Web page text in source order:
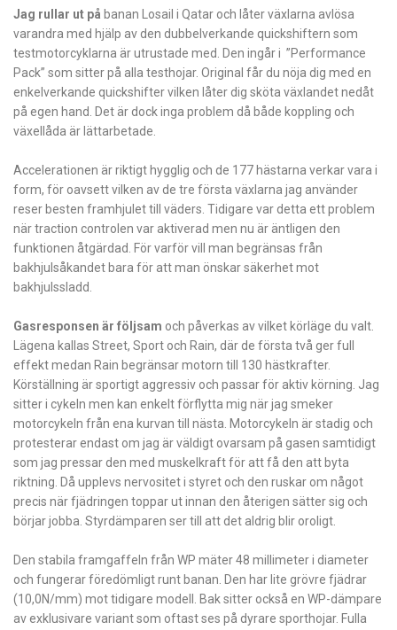
Jag rullar ut på banan Losail i Qatar och låter växlarna avlösa
varandra med hjälp av den dubbelverkande quickshiftern som
testmotorcyklarna är utrustade med. Den ingår i ”Performance
Pack” som sitter på alla testhojar. Original får du nöja dig med en
enkelverkande quickshifter vilken låter dig sköta växlandet nedåt
på egen hand. Det är dock inga problem då både koppling och
växellåda är lättarbetade.
Accelerationen är riktigt hygglig och de 177 hästarna verkar vara i
form, för oavsett vilken av de tre första växlarna jag använder
reser besten framhjulet till väders. Tidigare var detta ett problem
när traction controlen var aktiverad men nu är äntligen den
funktionen åtgärdad. För varför vill man begränsas från
bakhjulsåkandet bara för att man önskar säkerhet mot
bakhjulssladd.
Gasresponsen är följsam och påverkas av vilket körläge du valt.
Lägena kallas Street, Sport och Rain, där de första två ger full
effekt medan Rain begränsar motorn till 130 hästkrafter.
Körställning är sportigt aggressiv och passar för aktiv körning. Jag
sitter i cykeln men kan enkelt förflytta mig när jag smeker
motorcykeln från ena kurvan till nästa. Motorcykeln är stadig och
protesterar endast om jag är väldigt ovarsam på gasen samtidigt
som jag pressar den med muskelkraft för att få den att byta
riktning. Då upplevs nervositet i styret och den ruskar om något
precis när fjädringen toppar ut innan den återigen sätter sig och
börjar jobba. Styrdämparen ser till att det aldrig blir oroligt.
Den stabila framgaffeln från WP mäter 48 millimeter i diameter
och fungerar föredömligt runt banan. Den har lite grövre fjädrar
(10,0N/mm) mot tidigare modell. Bak sitter också en WP-dämpare
av exklusivare variant som oftast ses på dyrare sporthojar. Fulla